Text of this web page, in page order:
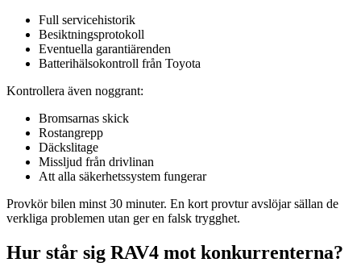
Full servicehistorik
Besiktningsprotokoll
Eventuella garantiärenden
Batterihälsokontroll från Toyota
Kontrollera även noggrant:
Bromsarnas skick
Rostangrepp
Däckslitage
Missljud från drivlinan
Att alla säkerhetssystem fungerar
Provkör bilen minst 30 minuter. En kort provtur avslöjar sällan de
verkliga problemen utan ger en falsk trygghet.
Hur står sig RAV4 mot konkurrenterna?